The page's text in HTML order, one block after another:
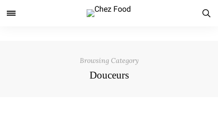
Browsing Category
Douceurs